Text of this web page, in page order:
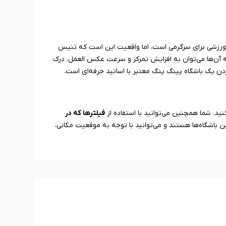
برای سرگرمی است، اما واقعیت این است که تنیس
آن‌ها می‌توان به افزایش تمرکز و سرعت عکس العمل، درک
یک باشگاه پینگ پنگ معتبر با اساتید حرفه‌ای است.
شما همچنین می‌توانید با استفاده ازفیلترها که در
باشگاه‌ها هستند و می‌توانید با‌ توجه به موقعیت مکانی،